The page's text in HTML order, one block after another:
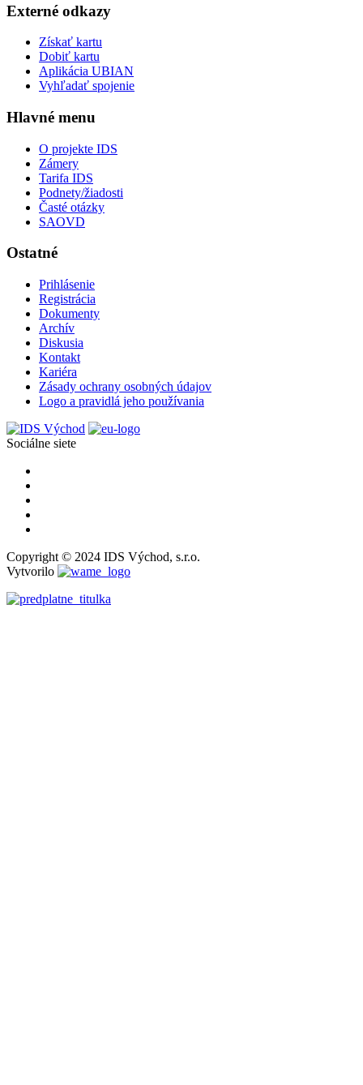
Externé odkazy
Získať kartu
Dobiť kartu
Aplikácia UBIAN
Vyhľadať spojenie
Hlavné menu
O projekte IDS
Zámery
Tarifa IDS
Podnety/žiadosti
Časté otázky
SAOVD
Ostatné
Prihlásenie
Registrácia
Dokumenty
Archív
Diskusia
Kontakt
Kariéra
Zásady ochrany osobných údajov
Logo a pravidlá jeho používania
Sociálne siete
Copyright © 2024 IDS Východ, s.r.o.
Vytvorilo